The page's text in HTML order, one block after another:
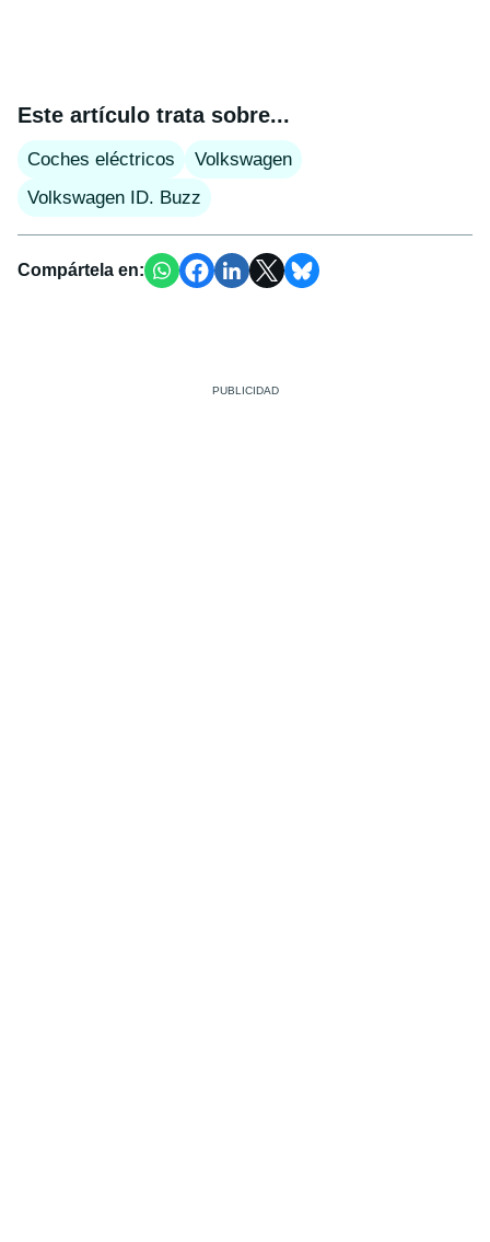
Este artículo trata sobre...
Coches eléctricos
Volkswagen
Volkswagen ID. Buzz
Compártela en: